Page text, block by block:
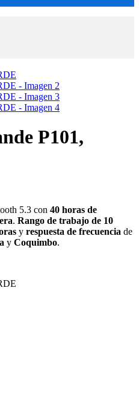
P101,
5.3 con 40 horas de
. Rango de trabajo de 10
y respuesta de frecuencia de
y Coquimbo.